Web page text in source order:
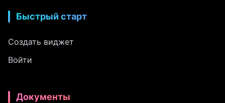
Быстрый старт
Создать виджет
Войти
Документы